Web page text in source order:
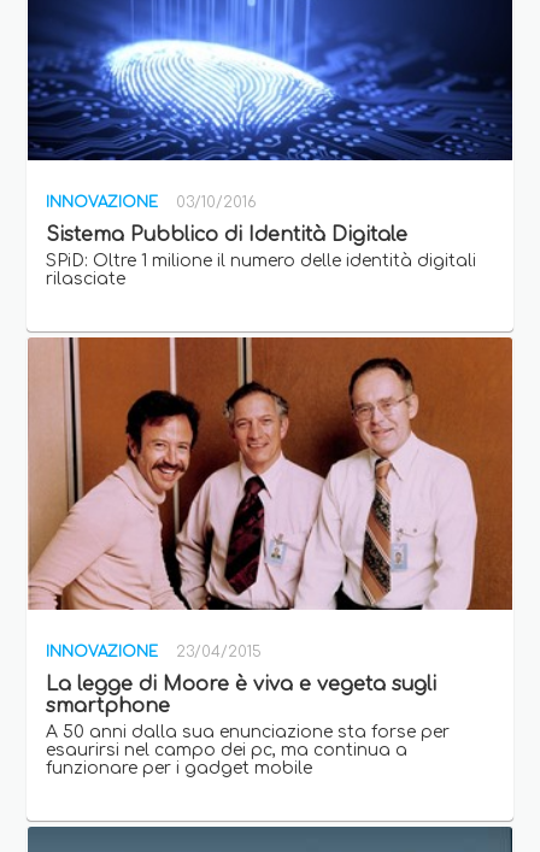
INNOVAZIONE 03/10/2016
Sistema Pubblico di Identità Digitale
SPiD: Oltre 1 milione il numero delle identità digitali
rilasciate
INNOVAZIONE 23/04/2015
La legge di Moore è viva e vegeta sugli
smartphone
A 50 anni dalla sua enunciazione sta forse per
esaurirsi nel campo dei pc, ma continua a
funzionare per i gadget mobile